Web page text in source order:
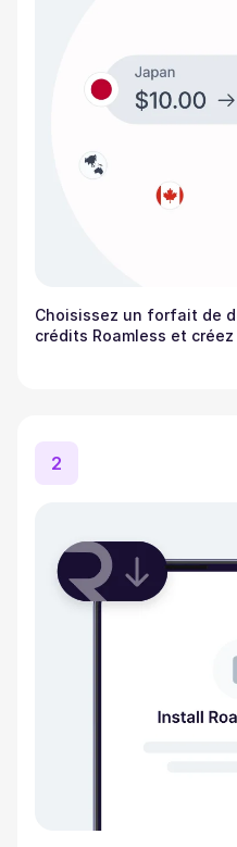
Choisissez un forfait de
crédits Roamless et
2